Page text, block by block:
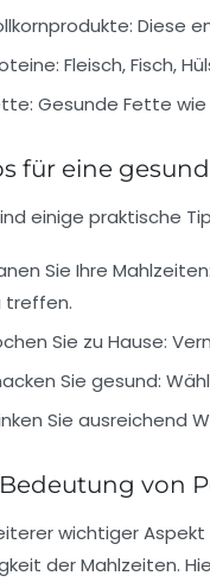
Diese
Fleisch, Fisch,
Gesunde Fette wie
für eine
einige praktische
Sie Ihre Mahlzeiten:
treffen.
Sie zu Hause:
Sie gesund:
Sie ausreichend
von
wichtiger
der Mahlzeiten.